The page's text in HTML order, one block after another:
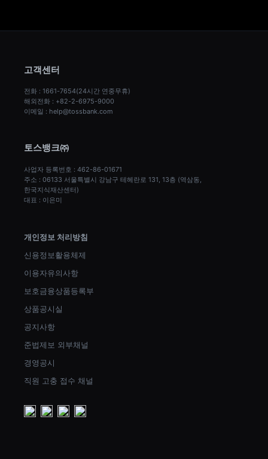
고객센터
전화 : 1661-7654(24시간 연중무휴)
해외전화 : +82-2-6975-9000
이메일 : help@tossbank.com
토스뱅크㈜
사업자 등록번호 : 462-86-01671
주소 : 06133 서울특별시 강남구 테헤란로 131, 13층 (역삼동,
한국지식재산센터)
대표 : 이은미
개인정보 처리방침
신용정보활용체제
이용자유의사항
보호금융상품등록부
상품공시실
공지사항
준법제보 외부채널
경영공시
직원 고충 접수 채널